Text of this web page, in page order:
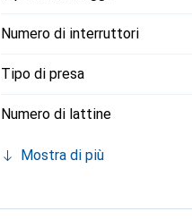
Numero di interruttori
Tipo di presa
Numero di lattine
Mostra di più